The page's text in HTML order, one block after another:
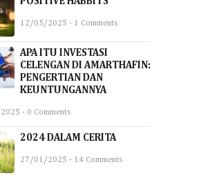
12/05/2025 - 1 Comments
APA ITU INVESTASI
CELENGAN DI AMARTHAFIN:
PENGERTIAN DAN
KEUNTUNGANNYA
- 0 Comments
2024 DALAM CERITA
27/01/2025 - 14 Comments